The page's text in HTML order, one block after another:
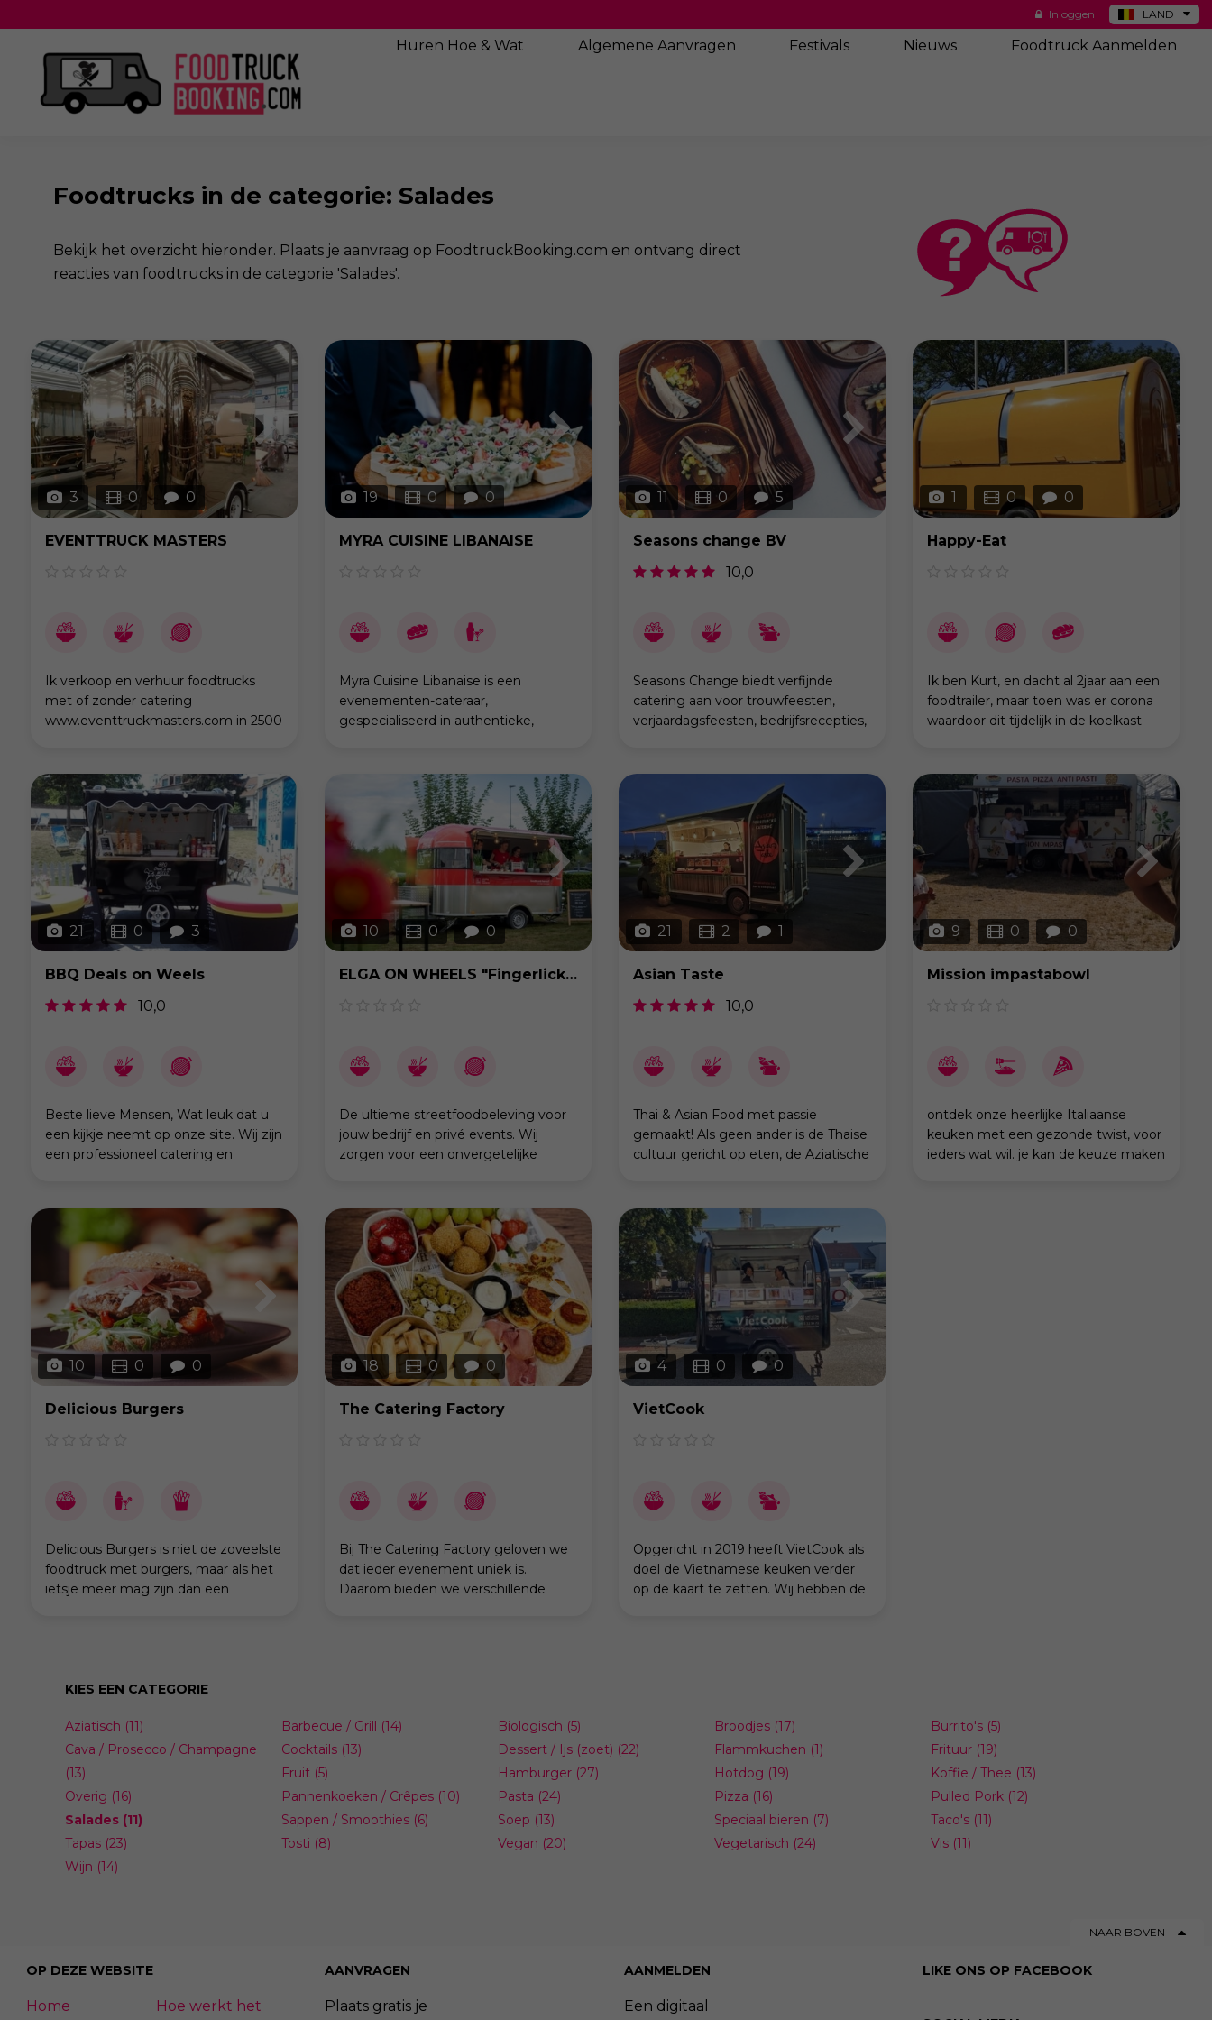
LAND
DE
Inloggen
Huren Hoe & Wat Algemene Aanvragen Festivals Nieuws Foodtruck Aanmelden
Foodtrucks in de categorie: Salades
Bekijk het overzicht hieronder. Plaats je aanvraag op FoodtruckBooking.com en ontvang direct
reacties van foodtrucks in de categorie 'Salades'.
3 0 0
EVENTTRUCK MASTERS
Ik verkoop en verhuur foodtrucks
met of zonder catering
www.eventtruckmasters.com in 2500
Miguel info@eventtruckmasters.com
19 0 0
MYRA CUISINE LIBANAISE
Myra Cuisine Libanaise is een
evenementen-cateraar,
gespecialiseerd in authentieke,
d’Ascq biedt het team van Myra een
royale keuken ge
11 0 5
Seasons change BV
10,0
Seasons Change biedt verfijnde
catering aan voor trouwfeesten,
verjaardagsfeesten, bedrijfsrecepties,
1 0 0
Happy-Eat
Ik ben Kurt, en dacht al 2jaar aan een
foodtrailer, maar toen was er corona
waardoor dit tijdelijk in de koelkast
minder bekend is, en to
21 0 3
BBQ Deals on Weels
10,0
Beste lieve Mensen, Wat leuk dat u
een kijkje neemt op onze site. Wij zijn
een professioneel catering en
18 jaar alle onze gerechten
10 0 0
ELGA ON WHEELS "Fingerlicking streetfood"
De ultieme streetfoodbeleving voor
jouw bedrijf en privé events. Wij
zorgen voor een onvergetelijke
Wij serveren PREMIUM str
21 2 1
Asian Taste
10,0
Thai & Asian Food met passie
gemaakt! Als geen ander is de Thaise
cultuur gericht op eten, de Aziatische
alsof het aangeboren is… ma
9 0 0
Mission impastabowl
ontdek onze heerlijke Italiaanse
keuken met een gezonde twist, voor
ieders wat wil. je kan de keuze maken
10 0 0
Delicious Burgers
Delicious Burgers is niet de zoveelste
foodtruck met burgers, maar als het
ietsje meer mag zijn dan een
18 0 0
The Catering Factory
Bij The Catering Factory geloven we
dat ieder evenement uniek is.
Daarom bieden we verschillende
4 0 0
VietCook
Opgericht in 2019 heeft VietCook als
doel de Vietnamese keuken verder
op de kaart te zetten. Wij hebben de
KIES EEN CATEGORIE
Aziatisch (11) Barbecue / Grill (14) Biologisch (5) Broodjes(17) Burrito's (5)
Cava / Prosecco / Champagne
(13)
Cocktails(13) Dessert / Ijs (zoet) (22) Flammkuchen (1) Frituur (19)
Fruit(5) Hamburger(27) Hotdog (19) Koffie / Thee (13)
Overig (16) Pannenkoeken / Crêpes(10) Pasta (24) Pizza (16) Pulled Pork (12)
Salades(11) Sappen / Smoothies(6) Soep (13) Speciaal bieren (7) Taco's (11)
Tapas(23) Tosti (8) Vegan (20) Vegetarisch (24) Vis (11)
Wijn (14)
NAAR BOVEN
OP DEZE WEBSITE
Home Hoe werkt het
AANVRAGEN
Plaats gratis je
AANMELDEN
Een digitaal
LIKE ONS OP FACEBOOK